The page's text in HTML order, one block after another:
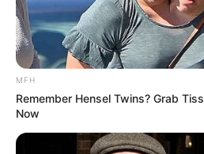
MFH
Remember Hensel Twins? Grab
Now